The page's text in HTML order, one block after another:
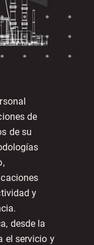
de
de su
y
desde la
el servicio y